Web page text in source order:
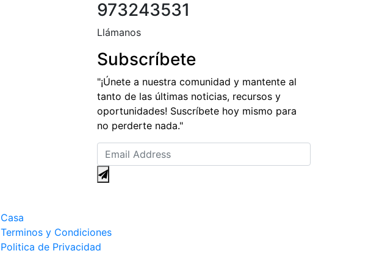
973243531
Llámanos
Subscríbete
"¡Únete a nuestra comunidad y mantente al
tanto de las últimas noticias, recursos y
oportunidades! Suscríbete hoy mismo para
no perderte nada."
Casa
Terminos y Condiciones
Politica de Privacidad